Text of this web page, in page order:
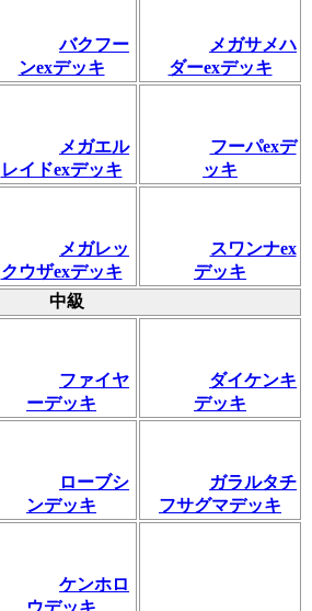
バクフー
ンexデッキ
メガサメハ
ダーexデッキ
メガエル
レイドexデッキ
フーパexデ
ッキ
メガレッ
クウザexデッキ
スワンナex
デッキ
中級
ファイヤ
ーデッキ
ダイケンキ
デッキ
ローブシ
ンデッキ
ガラルタチ
フサグマデッキ
ケンホロ
ウデッキ